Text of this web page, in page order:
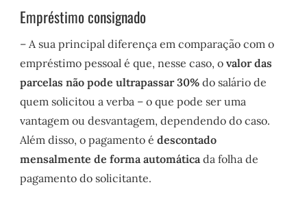
Empréstimo consignado
– A sua principal diferença em comparação com o
empréstimo pessoal é que, nesse caso, ovalor das
parcelas não pode ultrapassar 30% do salário de
quem solicitou a verba – o que pode ser uma
vantagem ou desvantagem, dependendo do caso.
Além disso, o pagamento édescontado
mensalmente de forma automática da folha de
pagamento do solicitante.